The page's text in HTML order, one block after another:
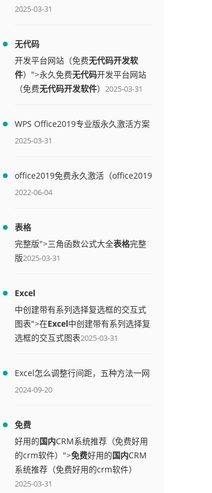
1000米
2025-03-31
无代码
开发平台网站（免费无代码开发软
件）">永久免费无代码开发平台网站
（免费无代码开发软件） 2025-03-31
WPS Office2019专业版永久激活方案
(附终身授权序列号)
2025-03-31
office2019免费永久激活（office2019
免费永久激活码）
2022-06-04
表格
完整版">三角函数公式大全表格完整
版2025-03-31
Excel
中创建带有系列选择复选框的交互式
图表">在Excel中创建带有系列选择复
选框的交互式图表2025-03-31
Excel怎么调整行间距，五种方法一网
打尽
2024-09-20
免费
好用的国内CRM系统推荐（免费好用
的crm软件）">免费好用的国内CRM
系统推荐（免费好用的crm软件）
2025-03-31